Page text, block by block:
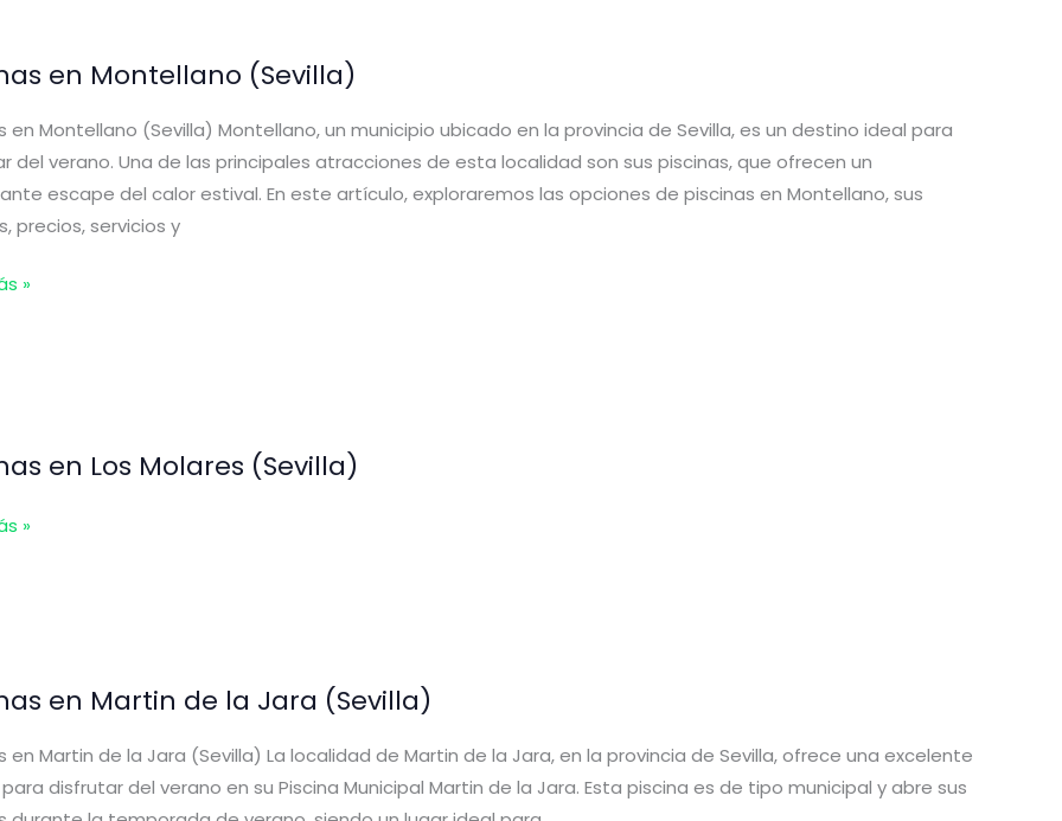
en Montellano (Sevilla)
en Montellano (Sevilla) Montellano, un municipio ubicado en la provincia de Sevilla, es un destino ideal para
del verano. Una de las principales atracciones de esta localidad son sus piscinas, que ofrecen un
escape del calor estival. En este artículo, exploraremos las opciones de piscinas en Montellano, sus
precios, servicios y
»
en Los Molares (Sevilla)
»
en Martin de la Jara (Sevilla)
en Martin de la Jara (Sevilla) La localidad de Martin de la Jara, en la provincia de Sevilla, ofrece una excelente
disfrutar del verano en su Piscina Municipal Martin de la Jara. Esta piscina es de tipo municipal y abre sus